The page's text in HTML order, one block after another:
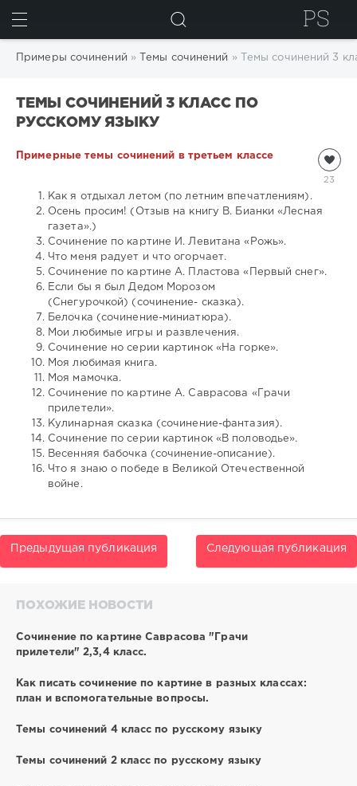
ИСКАТЬ
Примеры сочинений » Темы сочинений » Темы сочинений 3
ТЕМЫ СОЧИНЕНИЙ 3 КЛАСС ПО
РУССКОМУ ЯЗЫКУ
23
Примерные темы сочинений в третьем классе
Как я отдыхал летом (по летним впечатлениям).
Осень просим! (Отзыв на книгу В. Бианки «Лесная
газета».)
Сочинение по картине И. Левитана «Рожь».
Что меня радует и что огорчает.
Сочинение по картине А. Пластова «Первый снег».
Если бы я был Дедом Морозом
(Снегурочкой) (сочинение- сказка).
Белочка (сочинение-миниатюра).
Мои любимые игры и развлечения.
Сочинение но серии картинок «На горке».
Моя любимая книга.
Моя мамочка.
Сочинение по картине А. Саврасова «Грачи
прилетели».
Кулинарная сказка (сочинение-фантазия).
Сочинение по серии картинок «В половодье».
Весенняя бабочка (сочинение-описание).
Что я знаю о победе в Великой Отечественной
войне.
Предыдущая публикация Следующая публикация
ПОХОЖИЕ НОВОСТИ
Сочинение по картине Саврасова "Грачи
прилетели" 2,3,4 класс.
Как писать сочинение по картине в разных классах:
план и вспомогательные вопросы.
Темы сочинений 4 класс по русскому языку
Темы сочинений 2 класс по русскому языку